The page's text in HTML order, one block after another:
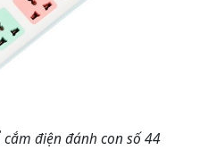
điện đánh con số 44